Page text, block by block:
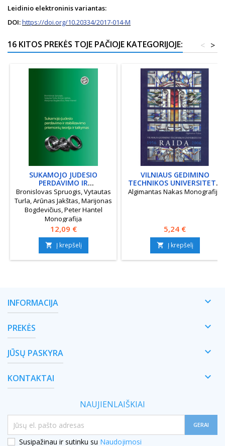
Leidinio elektroninis variantas:
DOI:https://doi.org/10.20334/2017-014-M
16 KITOS PREKĖS TOJE PAČIOJE KATEGORIJOJE: >
<
SUKAMOJO JUDESIO
PERDAVIMO IR
STABILIZAVIMO PRIEMONIŲ
TEORIJA IR TAIKYMAS
Bronislovas Spruogis, Vytautas
Turla, Arūnas Jakštas, Marijonas
Bogdevičius, Peter Hantel
Monografija
Kaina
12,09 €
 Į krepšelį
VILNIAUS GEDIMINO
TECHNIKOS UNIVERSITETO
RAIDA. 1956-2006
Algimantas Nakas Monografija
Kaina
5,24 €
 Į krepšelį
INFORMACIJA 
PREKĖS 
JŪSŲ PASKYRA 
KONTAKTAI 
NAUJIENLAIŠKIAI
Susipažinau ir sutinku su Naudojimosi